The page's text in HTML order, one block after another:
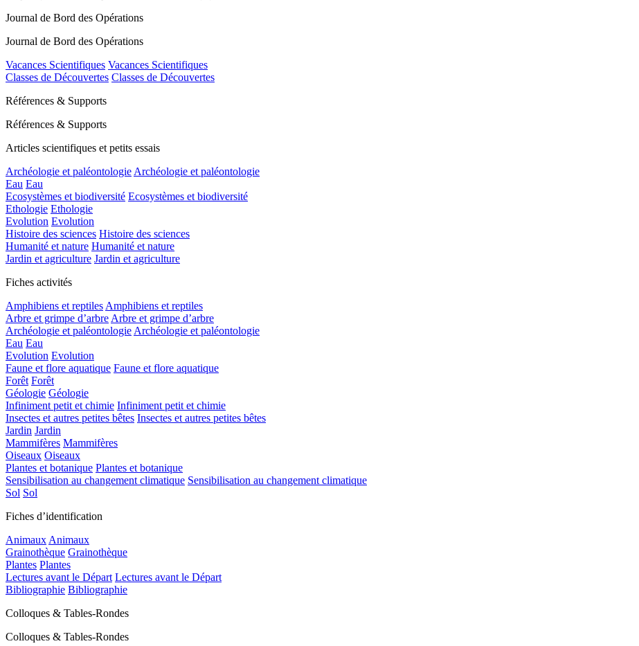
Journal de Bord des Opérations
Journal de Bord des Opérations
Vacances Scientifiques Vacances Scientifiques
Classes de Découvertes Classes de Découvertes
Références & Supports
Références & Supports
Articles scientifiques et petits essais
Archéologie et paléontologieArchéologie et paléontologie
Eau Eau
Ecosystèmes et biodiversité Ecosystèmes et biodiversité
Ethologie Ethologie
Evolution Evolution
Histoire des sciences Histoire des sciences
Humanité et nature Humanité et nature
Jardin et agriculture Jardin et agriculture
Fiches activités
Amphibiens et reptilesAmphibiens et reptiles
Arbre et grimpe d’arbreArbre et grimpe d’arbre
Archéologie et paléontologieArchéologie et paléontologie
Eau Eau
Evolution Evolution
Faune et flore aquatique Faune et flore aquatique
Forêt Forêt
Géologie Géologie
Infiniment petit et chimie Infiniment petit et chimie
Insectes et autres petites bêtes Insectes et autres petites bêtes
Jardin Jardin
Mammifères Mammifères
Oiseaux Oiseaux
Plantes et botanique Plantes et botanique
Sensibilisation au changement climatique Sensibilisation au changement climatique
Sol Sol
Fiches d’identification
AnimauxAnimaux
Grainothèque Grainothèque
Plantes Plantes
Lectures avant le Départ Lectures avant le Départ
Bibliographie Bibliographie
Colloques & Tables-Rondes
Colloques & Tables-Rondes